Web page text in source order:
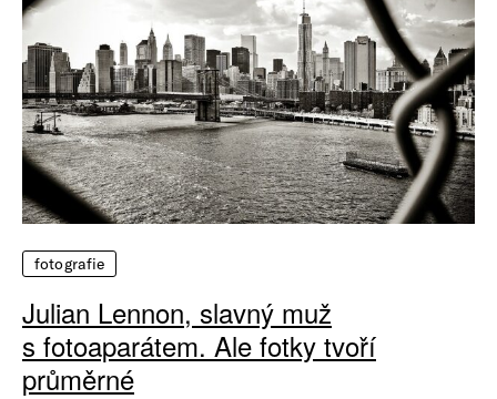
fotografie
Julian Lennon, slavný muž
s fotoaparátem. Ale fotky tvoří
průměrné